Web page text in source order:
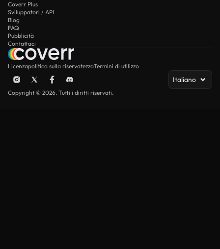
Coverr Plus
Sviluppatori / API
Blog
FAQ
Pubblicità
Contattaci
Licenzapolitica sulla riservatezzaTermini di utilizzo
Italiano
Copyright © 2026. Tutti i diritti riservati.